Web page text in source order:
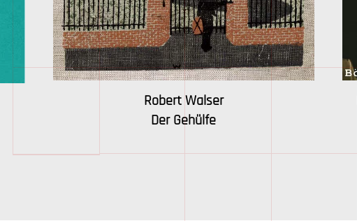
Robert Walser
Der Gehülfe